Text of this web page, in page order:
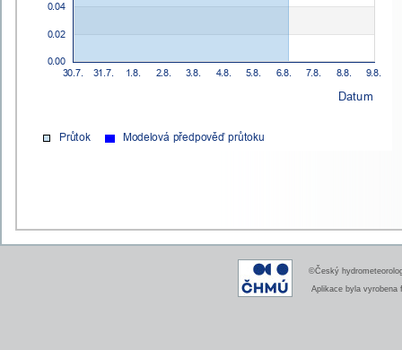
©Český
Aplikace byla vyrobena